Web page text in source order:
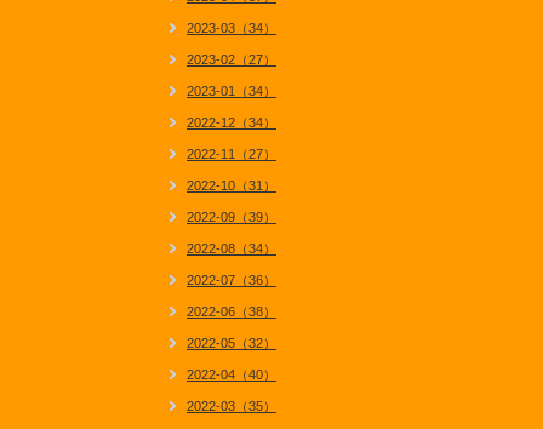
2023-03（34）
2023-02（27）
2023-01（34）
2022-12（34）
2022-11（27）
2022-10（31）
2022-09（39）
2022-08（34）
2022-07（36）
2022-06（38）
2022-05（32）
2022-04（40）
2022-03（35）